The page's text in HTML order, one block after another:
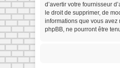
d’avertir votre fournisseur
le droit de supprimer, de
informations que vous avez
phpBB, ne pourront être